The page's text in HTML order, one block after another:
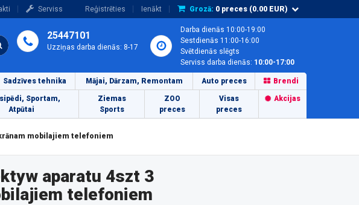
Serviss Reģistrēties Ienākt Grozā: 0 preces (0.00 EUR)
25447101
Uzziņas darba dienās: 8-17
Darba dienās 10:00-19:00
Sestdienās 11:00-16:00
Svētdienās slēgts
Serviss darba dienās: 10:00-17:00
Sadzīves tehnika Mājai, Dārzam, Remontam Auto preces Brendi
Sportam,
Atpūtai
Ziemas
Sports
ZOO
preces
Visas
preces
Akcijas
mobilajiem telefoniem
aparatu 4szt 3
telefoniem